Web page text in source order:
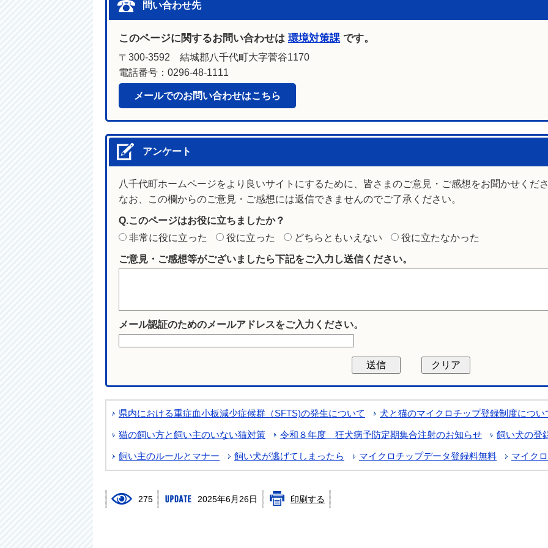
問い合わせ先
このページに関するお問い合わせは 環境対策課 です。
〒300-3592 結城郡八千代町大字菅谷1170
電話番号：0296-48-1111
メールでのお問い合わせはこちら
アンケート
八千代町ホームページをより良いサイトにするために、皆さまのご意見・ご感想をお聞かせくだ
なお、この欄からのご意見・ご感想には返信できませんのでご了承ください。
Q.このページはお役に立ちましたか？
非常に役に立った
役に立った どちらともいえない 役に立たなかった
ご意見・ご感想等がございましたら下記をご入力し送信ください。
メール認証のためのメールアドレスをご入力ください。
県内における重症血小板減少症候群（SFTS)の発生について 犬と猫のマイクロチップ登録制度につい
猫の飼い方と飼い主のいない猫対策 令和８年度 狂犬病予防定期集合注射のお知らせ 飼い犬の登
飼い主のルールとマナー 飼い犬が逃げてしまったら マイクロチップデータ登録料無料 マイク
275 2025年6月26日 印刷する